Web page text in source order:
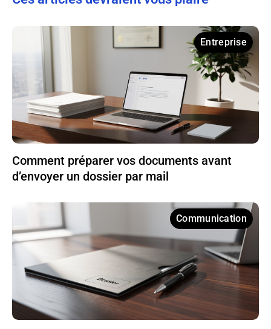
Entreprise
Comment préparer vos documents avant
d’envoyer un dossier par mail
Communication